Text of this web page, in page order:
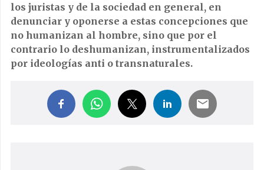
los juristas y de la sociedad en general, en
denunciar y oponerse a estas concepciones que
no humanizan al hombre, sino que por el
contrario lo deshumanizan, instrumentalizados
por ideologías anti o transnaturales.